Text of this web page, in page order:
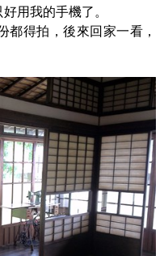
用我的手機了。
都得拍，後來回家一看，